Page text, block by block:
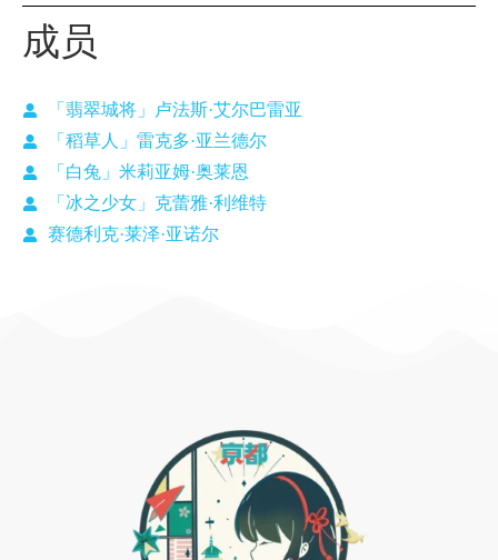
成员
「翡翠城将」卢法斯·艾尔巴雷亚
「稻草人」雷克多·亚兰德尔
「白兔」米莉亚姆·奥莱恩
「冰之少女」克蕾雅·利维特
赛德利克·莱泽·亚诺尔